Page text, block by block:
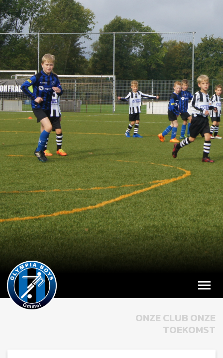
ONZE CLUB ONZE
TOEKOMST